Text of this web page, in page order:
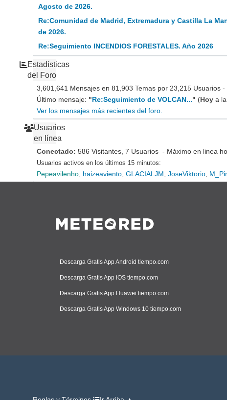
Agosto de 2026.
Re:Comunidad de Madrid, Extremadura y Castilla La
de 2026.
Re:Seguimiento INCENDIOS FORESTALES. Año 2026
Estadísticas
del Foro
3,601,641 Mensajes en 81,903 Temas por 23,215 Usuarios
Último mensaje: "Re:Seguimiento de VOLCAN..." (Hoy a
Ver los mensajes más recientes del foro.
Usuarios
en línea
Conectado:586 Visitantes, 7 Usuarios - Máximo en linea
Usuarios activos en los últimos 15 minutos:
Pepeavilenho haizeaviento ,GLACIALJM ,JoseViktorio
Descarga Gratis App Android tiempo.com
Descarga Gratis App iOS tiempo.com
Descarga Gratis App Huawei tiempo.com
Descarga Gratis App Windows 10 tiempo.com